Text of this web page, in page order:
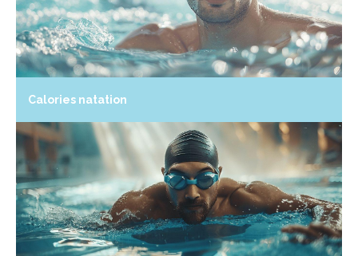
Calories natation